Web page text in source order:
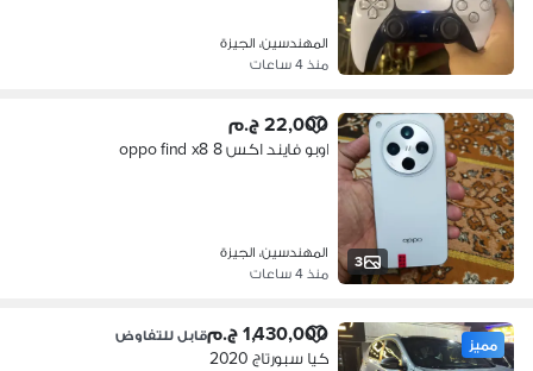
المهندسين، الجيزة
منذ 4 ساعات
3
22,000 ج.م
اوبو فايند اكس 8 oppo find x8
المهندسين، الجيزة
منذ 4 ساعات
مميز 1,430,000 ج.م قابل للتفاوض
كيا سبورتاج 2020